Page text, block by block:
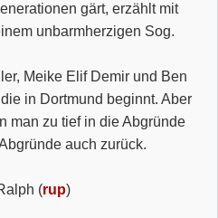
gärt, erzählt mit
unbarmherzigen Sog.
Meike Elif Demir und Ben
in Dortmund beginnt. Aber
man zu tief in die Abgründe
auch zurück.
(rup)